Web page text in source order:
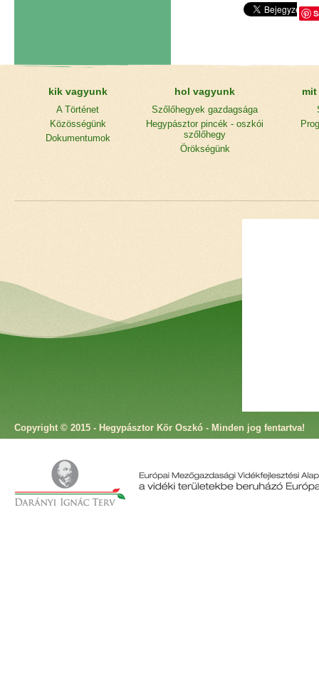
kik vagyunk
A Történet
Közösségünk
Dokumentumok
hol vagyunk
Szőlőhegyek gazdagsága
Hegypásztor pincék - oszkói
szőlőhegy
Örökségünk
Copyright © 2015 - Hegypásztor Kör Oszkó - Minden jog fentartva!